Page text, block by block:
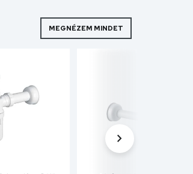
MEGNÉZEM MINDET